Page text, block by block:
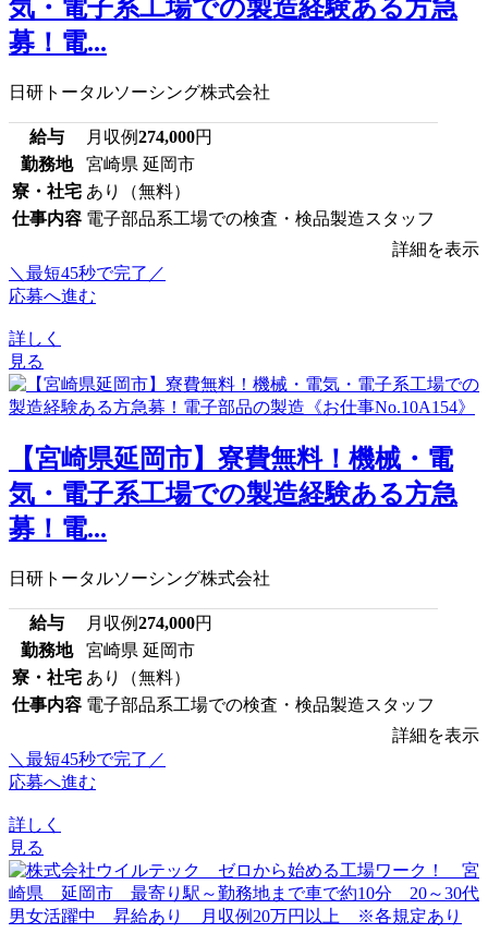
気・電子系工場での製造経験ある方急
募！電...
日研トータルソーシング株式会社
給与 月収例274,000円
勤務地
宮崎県 延岡市
寮・社宅 あり（無料）
仕事内容 電子部品系工場での検査・検品製造スタッフ
詳細を表示
＼最短45秒で完了／
応募へ進む
詳しく
見る
【宮崎県延岡市】寮費無料！機械・電
気・電子系工場での製造経験ある方急
募！電...
日研トータルソーシング株式会社
給与 月収例274,000円
勤務地
宮崎県 延岡市
寮・社宅 あり（無料）
仕事内容 電子部品系工場での検査・検品製造スタッフ
詳細を表示
＼最短45秒で完了／
応募へ進む
詳しく
見る